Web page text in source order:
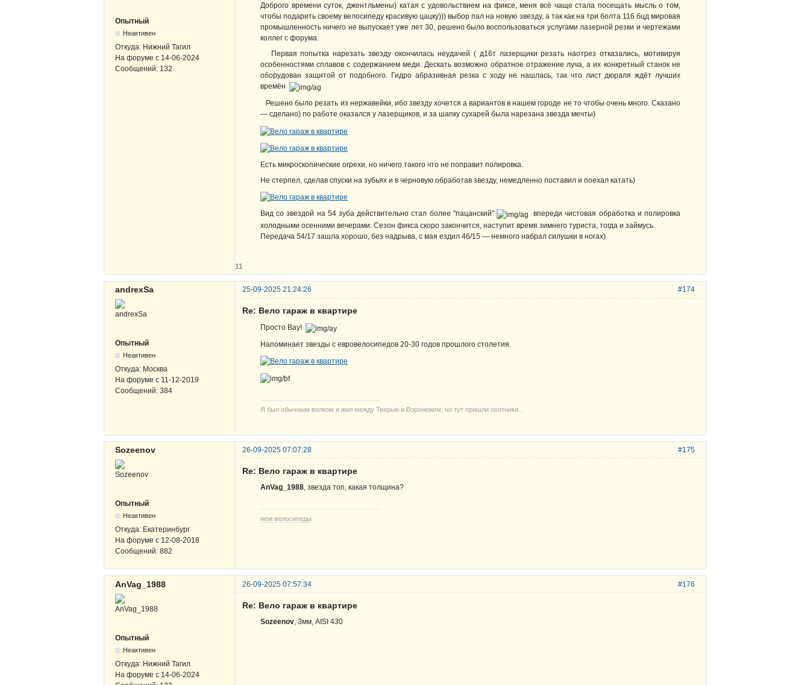
Опытный
Неактивен
Откуда: Нижний Тагил
На форуме с 14-06-2024
Сообщений: 132
Доброго времени суток, джентльмены) катая с удовольствием на фиксе, меня всё чаще стала посещать мысль о том,
чтобы подарить своему велосипеду красивую цацку))) выбор пал на новую звезду, а так как на три болта 116 бцд мировая
промышленность ничего не выпускает уже лет 30, решено было воспользоваться услугами лазерной резки и чертежами
коллег с форума.
Первая попытка нарезать звезду окончилась неудачей ( д16т лазерщики резать наотрез отказались, мотивируя
особенностями сплавов с содержанием меди. Дескать возможно обратное отражение луча, а их конкретный станок не
оборудован защитой от подобного. Гидро абразивная резка с ходу не нашлась, так что лист дюраля ждёт лучших
времён
Решено было резать из нержавейки, ибо звезду хочется а вариантов в нашем городе не то чтобы очень много. Сказано
— сделано) по работе оказался у лазерщиков, и за шапку сухарей была нарезана звезда мечты)
Есть микроскопические огрехи, но ничего такого что не поправит полировка.
Не стерпел, сделав спуски на зубьях и в черновую обработав звезду, немедленно поставил и поехал катать)
Вид со звездой на 54 зуба действительно стал более "пацанский"
впереди чистовая обработка и полировка
холодными осенними вечерами. Сезон фикса скоро закончится, наступит время зимнего туриста, тогда и займусь.
Передача 54/17 зашла хорошо, без надрыва, с мая ездил 46/15 — немного набрал силушки в ногах)
11
#174
andrexSa 25-09-2025 21:24:26
Опытный
Неактивен
Откуда: Москва
На форуме с 11-12-2019
Сообщений: 384
Re: Вело гараж в квартире
Просто Вау!
Напоминает звезды с евровелосипедов 20-30 годов прошлого столетия.
Я был обычным волком и жил между Тверью и Воронежем, но тут пришли охотники...
#175
Sozeenov 26-09-2025 07:07:28
Опытный
Неактивен
Откуда: Екатеринбург
На форуме с 12-08-2018
Сообщений: 882
Re: Вело гараж в квартире
AnVag_1988, звезда топ, какая толщина?
мои велосипеды
#176
AnVag_1988 26-09-2025 07:57:34
Опытный
Неактивен
Откуда: Нижний Тагил
На форуме с 14-06-2024
Re: Вело гараж в квартире
Sozeenov, 3мм, AISI 430